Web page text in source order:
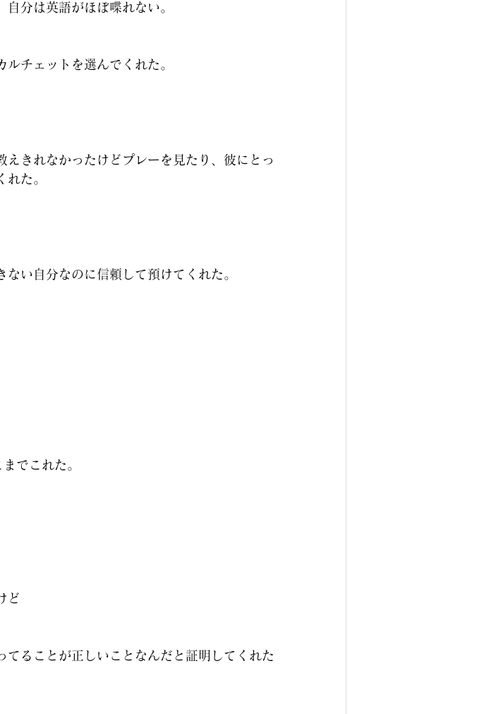
分は英語がほぼ喋れない。
チェットを選んでくれた。
きれなかったけどプレーを見たり、彼にとっ
た。
い自分なのに信頼して預けてくれた。
でこれた。
ど
てることが正しいことなんだと証明してくれた